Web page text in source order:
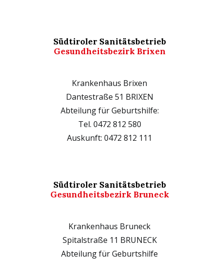
Südtiroler Sanitätsbetrieb
Gesundheitsbezirk Brixen
Krankenhaus Brixen
Dantestraße 51 BRIXEN
Abteilung für Geburtshilfe:
Tel. 0472 812 580
Auskunft: 0472 812 111
Südtiroler Sanitätsbetrieb
Gesundheitsbezirk Bruneck
Krankenhaus Bruneck
Spitalstraße 11 BRUNECK
Abteilung für Geburtshilfe